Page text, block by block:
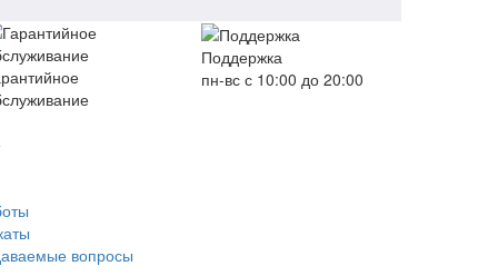
Поддержка
пн-вс с 10:00 до 20:00
вопросы